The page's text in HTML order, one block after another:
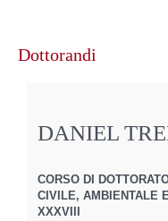
contenuto
Dottorandi
DANIEL
CORSO DI
CIVILE, AMBIENTALE
XXXVIII